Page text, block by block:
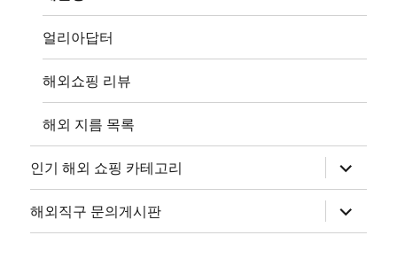
장
얼리아답터
해외쇼핑 리뷰
해외 지름 목록
인기 해외 쇼핑 카테고리
위
메
뉴
확
장
해외직구 문의게시판
위
메